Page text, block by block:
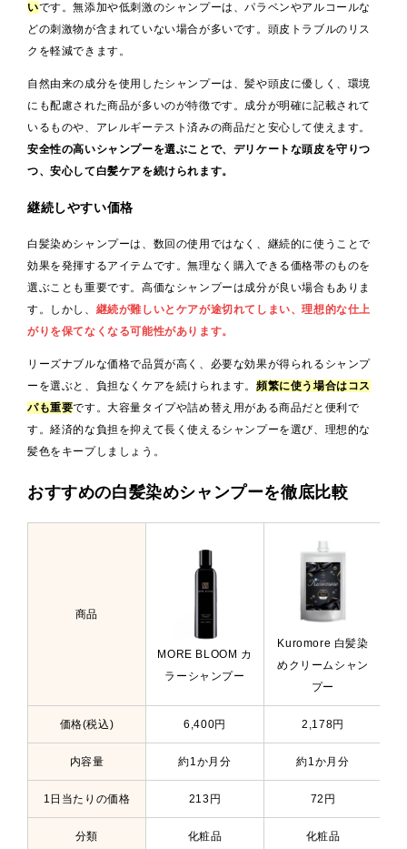
いです。無添加や低刺激のシャンプーは、パラベンやアルコールな
どの刺激物が含まれていない場合が多いです。頭皮トラブルのリス
クを軽減できます。
自然由来の成分を使用したシャンプーは、髪や頭皮に優しく、環境
にも配慮された商品が多いのが特徴です。成分が明確に記載されて
いるものや、アレルギーテスト済みの商品だと安心して使えます。
安全性の高いシャンプーを選ぶことで、デリケートな頭皮を守りつ
つ、安心して白髪ケアを続けられます。
継続しやすい価格
白髪染めシャンプーは、数回の使用ではなく、継続的に使うことで
効果を発揮するアイテムです。無理なく購入できる価格帯のものを
選ぶことも重要です。高価なシャンプーは成分が良い場合もありま
す。しかし、 継続が難しいとケアが途切れてしまい、理想的な仕上
がりを保てなくなる可能性があります。
リーズナブルな価格で品質が高く、必要な効果が得られるシャンプ
ーを選ぶと、負担なくケアを続けられます。 頻繁に使う場合はコス
パも重要です。大容量タイプや詰め替え用がある商品だと便利で
す。経済的な負担を抑えて長く使えるシャンプーを選び、理想的な
髪色をキープしましょう。
おすすめの白髪染めシャンプーを徹底比較
商品
MORE BLOOM カ
ラーシャンプー
Kuromore 白髪染
めクリームシャン
プー
価格(税込) 6,400円 2,178円
内容量 約1か月分 約1か月分
1日当たりの価格 213円 72円
分類 化粧品 化粧品